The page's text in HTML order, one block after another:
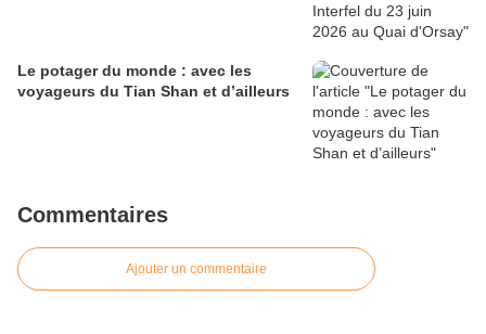
Le potager du monde : avec les
voyageurs du Tian Shan et d’ailleurs
Commentaires
Ajouter un commentaire